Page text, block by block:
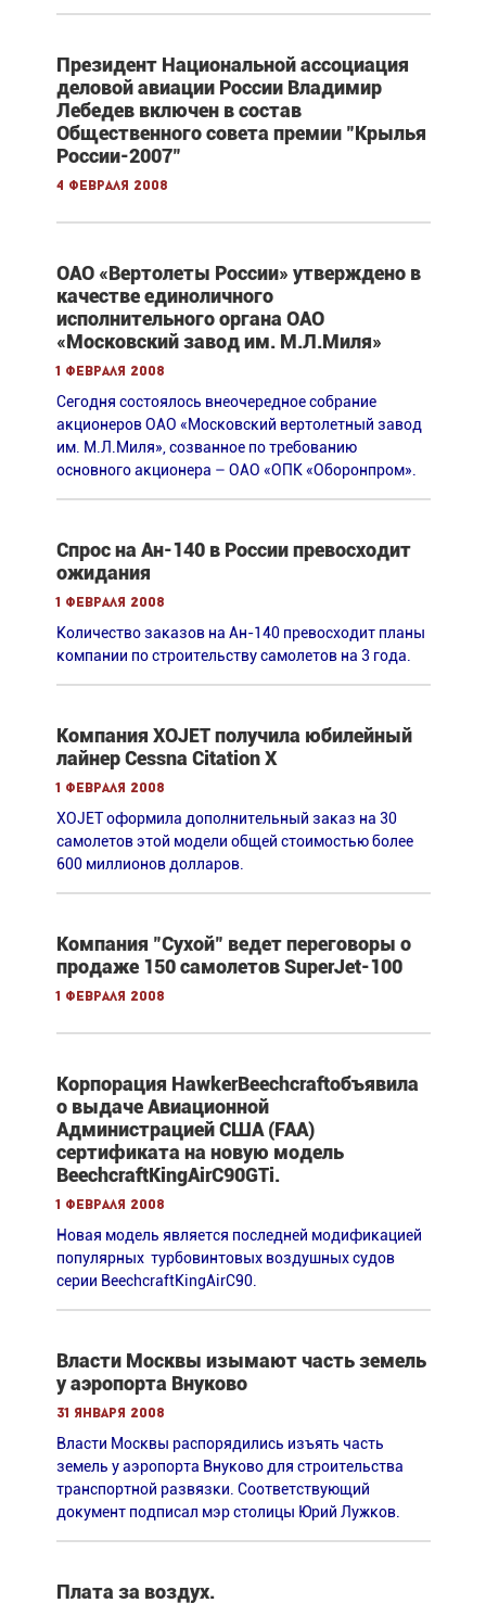
Президент Национальной ассоциация
деловой авиации России Владимир
Лебедев включен в состав
Общественного совета премии "Крылья
России-2007"
4 февраля 2008
ОАО «Вертолеты России» утверждено в
качестве единоличного
исполнительного органа ОАО
«Московский завод им. М.Л.Миля»
1 февраля 2008
Сегодня состоялось внеочередное собрание
акционеров ОАО «Московский вертолетный завод
им. М.Л.Миля», созванное по требованию
основного акционера – ОАО «ОПК «Оборонпром».
Спрос на Ан-140 в России превосходит
ожидания
1 февраля 2008
Количество заказов на Ан-140 превосходит планы
компании по строительству самолетов на 3 года.
Компания XOJET получила юбилейный
лайнер Cessna Citation X
1 февраля 2008
XOJET оформила дополнительный заказ на 30
самолетов этой модели общей стоимостью более
600 миллионов долларов.
Компания "Сухой" ведет переговоры о
продаже 150 самолетов SuperJet-100
1 февраля 2008
Корпорация HawkerBeechcraftобъявила
о выдаче Авиационной
Администрацией США (FAA)
сертификата на новую модель
BeechcraftKingAirC90GTi.
1 февраля 2008
Новая модель является последней модификацией
популярных турбовинтовых воздушных судов
серии BeechcraftKingAirC90.
Власти Москвы изымают часть земель
у аэропорта Внуково
31 января 2008
Власти Москвы распорядились изъять часть
земель у аэропорта Внуково для строительства
транспортной развязки. Cоответствующий
документ подписал мэр столицы Юрий Лужков.
Плата за воздух.